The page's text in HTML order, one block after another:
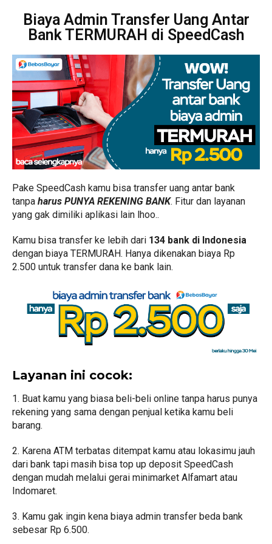
Biaya Admin Transfer Uang Antar
Bank TERMURAH di SpeedCash
Pake SpeedCash kamu bisa transfer uang antar bank
tanpa harus PUNYA REKENING BANK. Fitur dan layanan
yang gak dimiliki aplikasi lain lhoo..
Kamu bisa transfer ke lebih dari 134 bank di Indonesia
dengan biaya TERMURAH. Hanya dikenakan biaya Rp
2.500 untuk transfer dana ke bank lain.
Layanan ini cocok:
1. Buat kamu yang biasa beli-beli online tanpa harus punya
rekening yang sama dengan penjual ketika kamu beli
barang.
2. Karena ATM terbatas ditempat kamu atau lokasimu jauh
dari bank tapi masih bisa top up deposit SpeedCash
dengan mudah melalui gerai minimarket Alfamart atau
Indomaret.
3. Kamu gak ingin kena biaya admin transfer beda bank
sebesar Rp 6.500.